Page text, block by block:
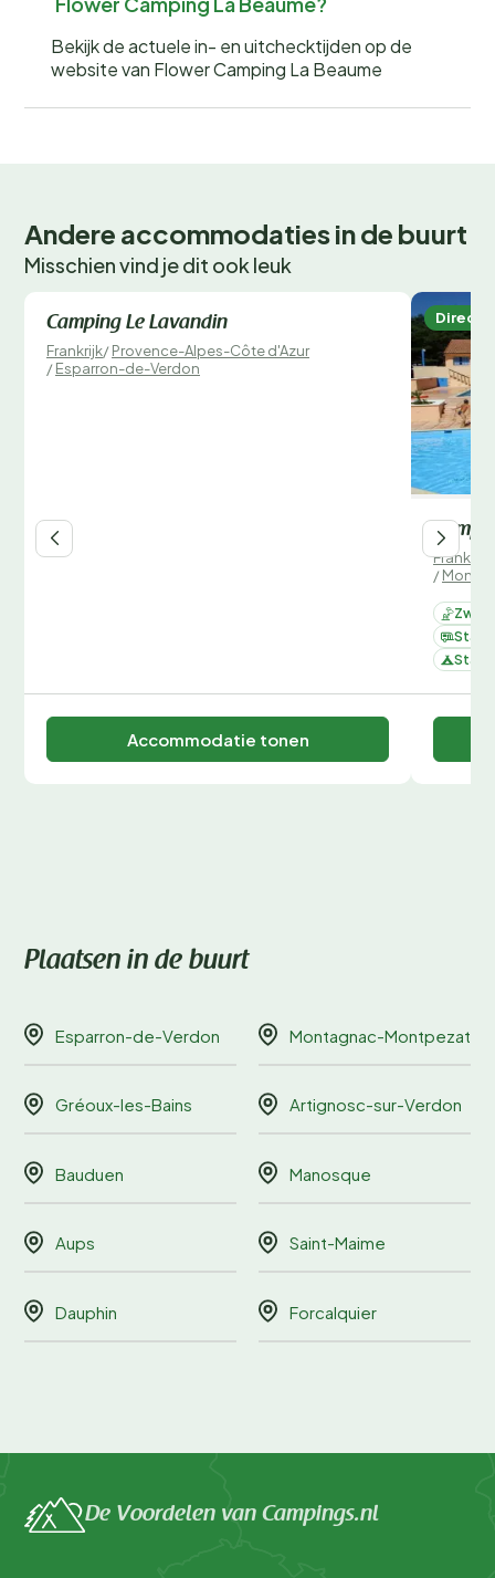
Bekijk de actuele in- en uitchecktijden op de
website van Flower Camping La Beaume
Andere accommodaties in de buurt
Misschien vind je dit ook leuk
Direct te boeken
Camping Le Lavandin
Frankrijk/Provence-Alpes-Côte d'Azur
/Esparron-de-Verdon
Accommodatie tonen
Direct
Frankrijk
/
Plaatsen in de buurt
Esparron-de-Verdon Montagnac-Montpezat
Gréoux-les-Bains Artignosc-sur-Verdon
Bauduen Manosque
Aups Saint-Maime
Dauphin Forcalquier
De Voordelen van Campings.nl